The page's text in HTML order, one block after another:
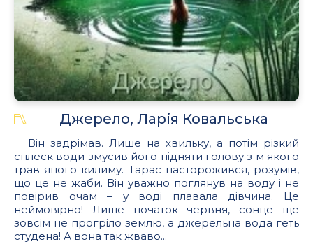
Джерело, Ларія Ковальська
Він задрімав. Лише на хвильку, а потім різкий
сплеск води змусив його підняти голову з м якого
трав яного килиму. Тарас насторожився, розумів,
що це не жаби. Він уважно поглянув на воду і не
повірив очам – у воді плавала дівчина. Це
неймовірно! Лише початок червня, сонце ще
зовсім не прогріло землю, а джерельна вода геть
студена! А вона так жваво...